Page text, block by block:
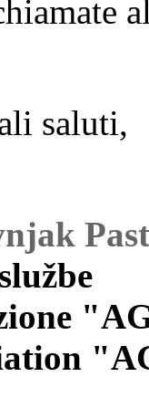
saluti,